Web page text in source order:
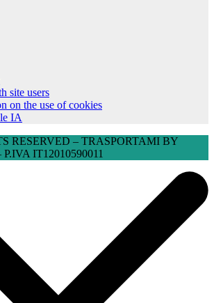
site users
on the use of cookies
IA
RESERVED​ – TRASPORTAMI BY
IT12010590011